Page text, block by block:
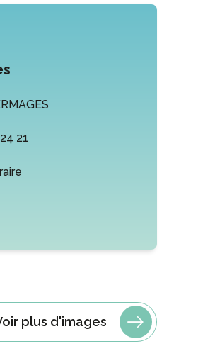
21
plus d'images